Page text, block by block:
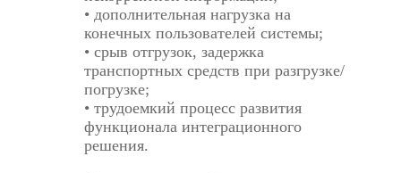
• дополнительная нагрузка на
конечных пользователей системы;
• срыв отгрузок, задержка
транспортных средств при разгрузке/
погрузке;
• трудоемкий процесс развития
функционала интеграционного
решения.